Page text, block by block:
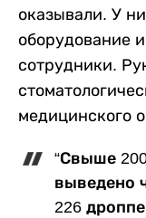
оказывали. У
оборудование
сотрудники.
медицинского
“Свыше
выведено
226